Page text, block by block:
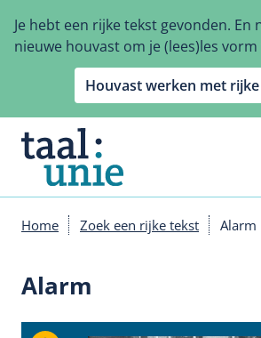
en
naar
gaan
Je hebt een rijke tekst gevonden. En
nieuwe houvast om je (lees)les vorm
Houvast werken met
Home Zoek een rijke tekst Alarm
Alarm